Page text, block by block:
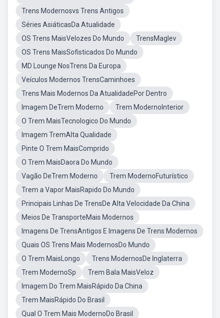
Trens Modernosvs Trens Antigos
Séries AsiáticasDa Atualidade
OS Trens MaisVelozes Do Mundo
TrensMaglev
OS Trens MaisSofisticados Do Mundo
MD Lounge NosTrens Da Europa
Veículos Modernos TrensCaminhoes
Trens Mais Modernos Da AtualidadePor Dentro
Imagem DeTrem Moderno
Trem ModernoInterior
O Trem MaisTecnologico Do Mundo
Imagem TremAlta Qualidade
Pinte O Trem MaisComprido
O Trem MaisDaora Do Mundo
Vagão DeTrem Moderno
Trem ModernoFuturístico
Trem a Vapor MaisRapido Do Mundo
Principais Linhas De TrensDe Alta Velocidade Da China
Meios De TransporteMais Modernos
Imagens De TrensAntigos E Imagens De Trens Modernos
Quais OS Trens Mais ModernosDo Mundo
O Trem MaisLongo
Trens ModernosDe Inglaterra
Trem ModernoSp
Trem Bala MaisVeloz
Imagem Do Trem MaisRápido Da China
Trem MaisRápido Do Brasil
Qual O Trem Mais ModernoDo Brasil